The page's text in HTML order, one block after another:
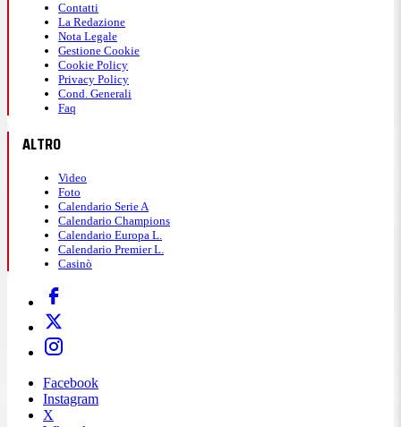
Contatti
La Redazione
Nota Legale
Gestione Cookie
Cookie Policy
Privacy Policy
Cond. Generali
Faq
ALTRO
Video
Foto
Calendario Serie A
Calendario Champions
Calendario Europa L.
Calendario Premier L.
Casinò
Facebook
Instagram
X